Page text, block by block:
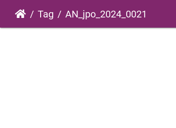
Tag AN_jpo_2024_0021